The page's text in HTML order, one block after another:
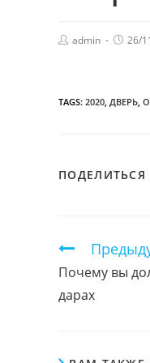
admin 26/
TAGS: 2020 ДВЕРЬ
ПОДЕЛИТЬСЯ
чтение
Почему вы
дарах